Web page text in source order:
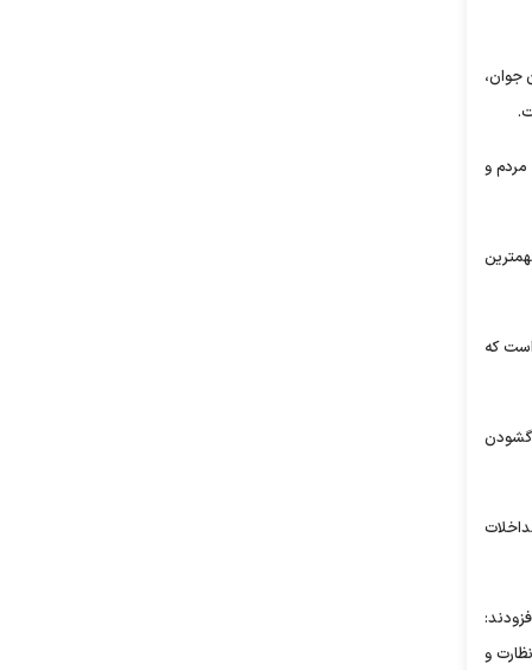
ملت ایران از استعداد و هوش بالاتر از متوسط جهانی، ۳۶ میلیون جوان،
و
که
گشودن
و